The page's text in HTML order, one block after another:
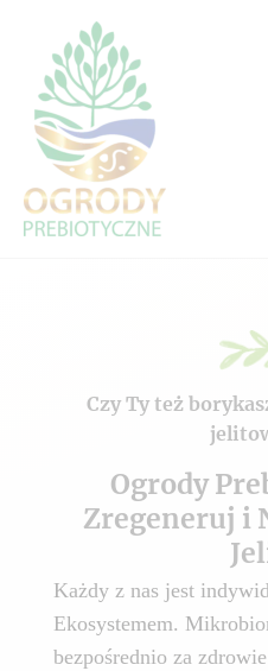
Czy Ty też
Ogrody
Zregeneruj i
Każdy z nas jest
Ekosystemem.
bezpośrednio za